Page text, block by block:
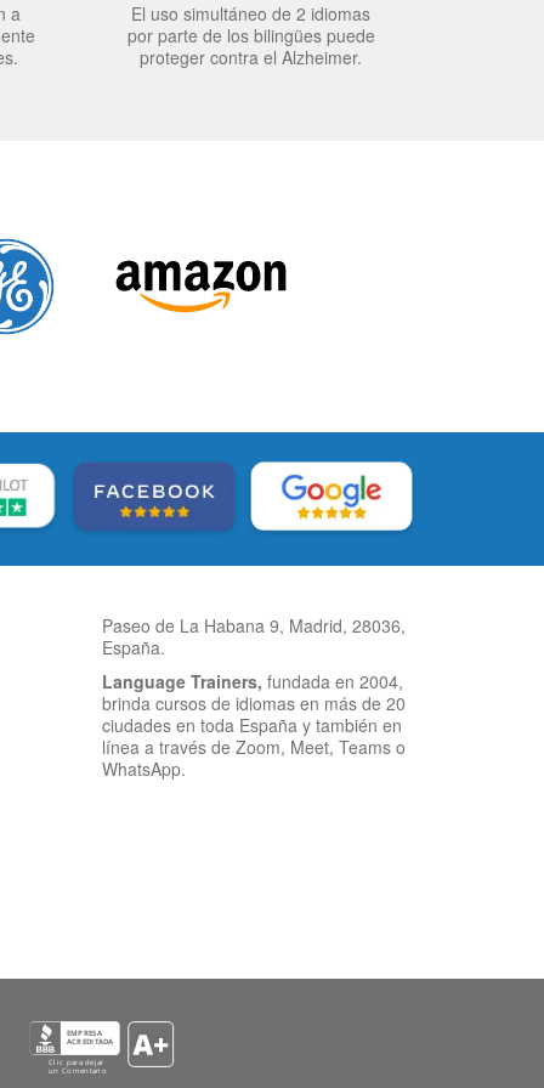
a
El uso simultáneo de 2 idiomas
por parte de los bilingües puede
proteger contra el Alzheimer.
Paseo de La Habana 9, Madrid, 28036,
España.
Language Trainers, fundada en 2004,
brinda cursos de idiomas en más de 20
ciudades en toda España y también en
línea a través de Zoom, Meet, Teams o
WhatsApp.